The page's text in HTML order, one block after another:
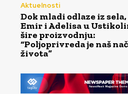
Aktuelnosti
Dok mladi odlaze iz sela,
Emir i Adelisa u
šire proizvodnju:
“Poljoprivreda je naš
života”